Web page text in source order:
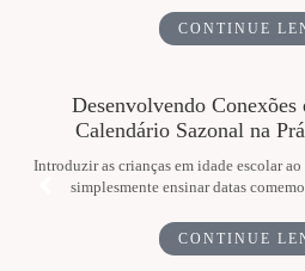
CONTINUE
Desenvolvendo Conexões
Calendário Sazonal na
Introduzir as crianças em idade escolar
simplesmente ensinar datas
CONTINUE